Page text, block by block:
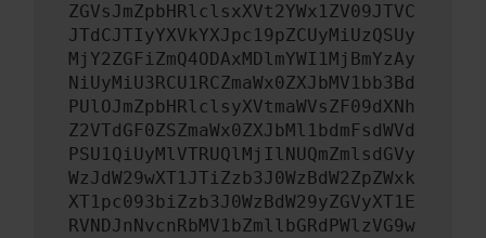
ZGVsJmZpbHRlclsxXVt2YWx1ZV09JTVC
JTdCJTIyYXVkYXJpc19pZCUyMiUzQSUy
MjY2ZGFiZmQ4ODAxMDlmYWI1MjBmYzAy
NiUyMiU3RCU1RCZmaWx0ZXJbMV1bb3Bd
PUlOJmZpbHRlclsyXVtmaWVsZF09dXNh
Z2VTdGF0ZSZmaWx0ZXJbMl1bdmFsdWVd
PSU1QiUyMlVTRUQlMjIlNUQmZmlsdGVy
WzJdW29wXT1JTiZzb3J0WzBdW2ZpZWxk
XT1pc093biZzb3J0WzBdW29yZGVyXT1E
RVNDJnNvcnRbMV1bZmllbGRdPWlzVG9w